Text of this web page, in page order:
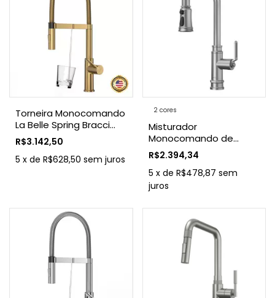
Torneira Monocomando
La Belle Spring Bracci
Dourado Escovado
R$3.142,50
5 x de R$628,50 sem juros
2 cores
Misturador
Monocomando de
Cozinha Industrial Bracci
R$2.394,34
5 x de R$478,87 sem
juros